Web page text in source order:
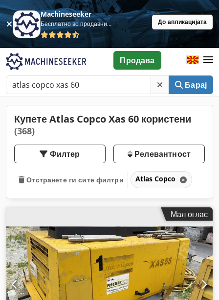
Machineseeker
Бесплатно во продавница До апликацијата
Барај
Продава
Купете Atlas Copco Xas 60 користени
(368)
Филтер Релевантност
Отстранете ги сите филтри Atlas Copco
Мал оглас